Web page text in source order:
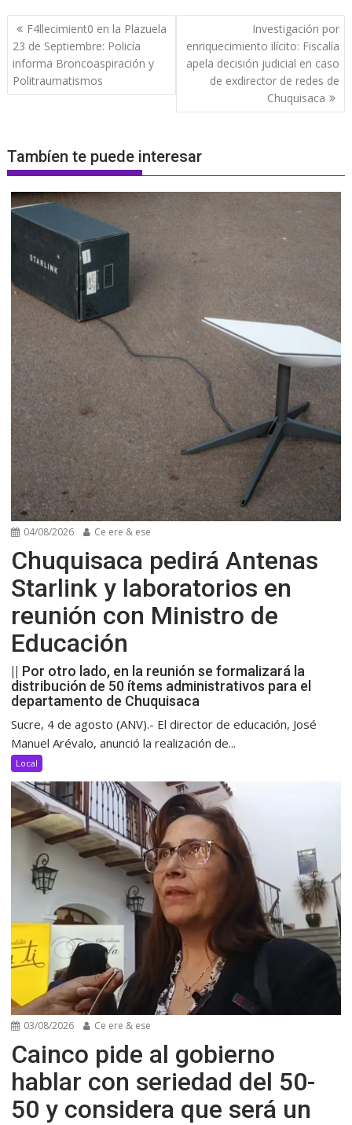
Navegación
de
entradas
F4llecimient0 en la Plazuela
23 de Septiembre: Policía
informa Broncoaspiración y
Politraumatismos
Investigación por
enriquecimiento ilícito: Fiscalía
apela decisión judicial en caso
de exdirector de redes de
Chuquisaca
Tambíen te puede interesar
04/08/2026 Ce ere & ese
Chuquisaca pedirá Antenas
Starlink y laboratorios en
reunión con Ministro de
Educación
|| Por otro lado, en la reunión se formalizará la
distribución de 50 ítems administrativos para el
departamento de Chuquisaca
Sucre, 4 de agosto (ANV).- El director de educación, José
Manuel Arévalo, anunció la realización de...
Local
03/08/2026 Ce ere & ese
Cainco pide al gobierno
hablar con seriedad del 50-
50 y considera que será un